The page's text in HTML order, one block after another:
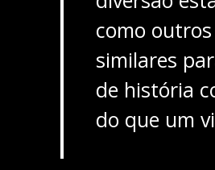
como
similares
de história
do que um